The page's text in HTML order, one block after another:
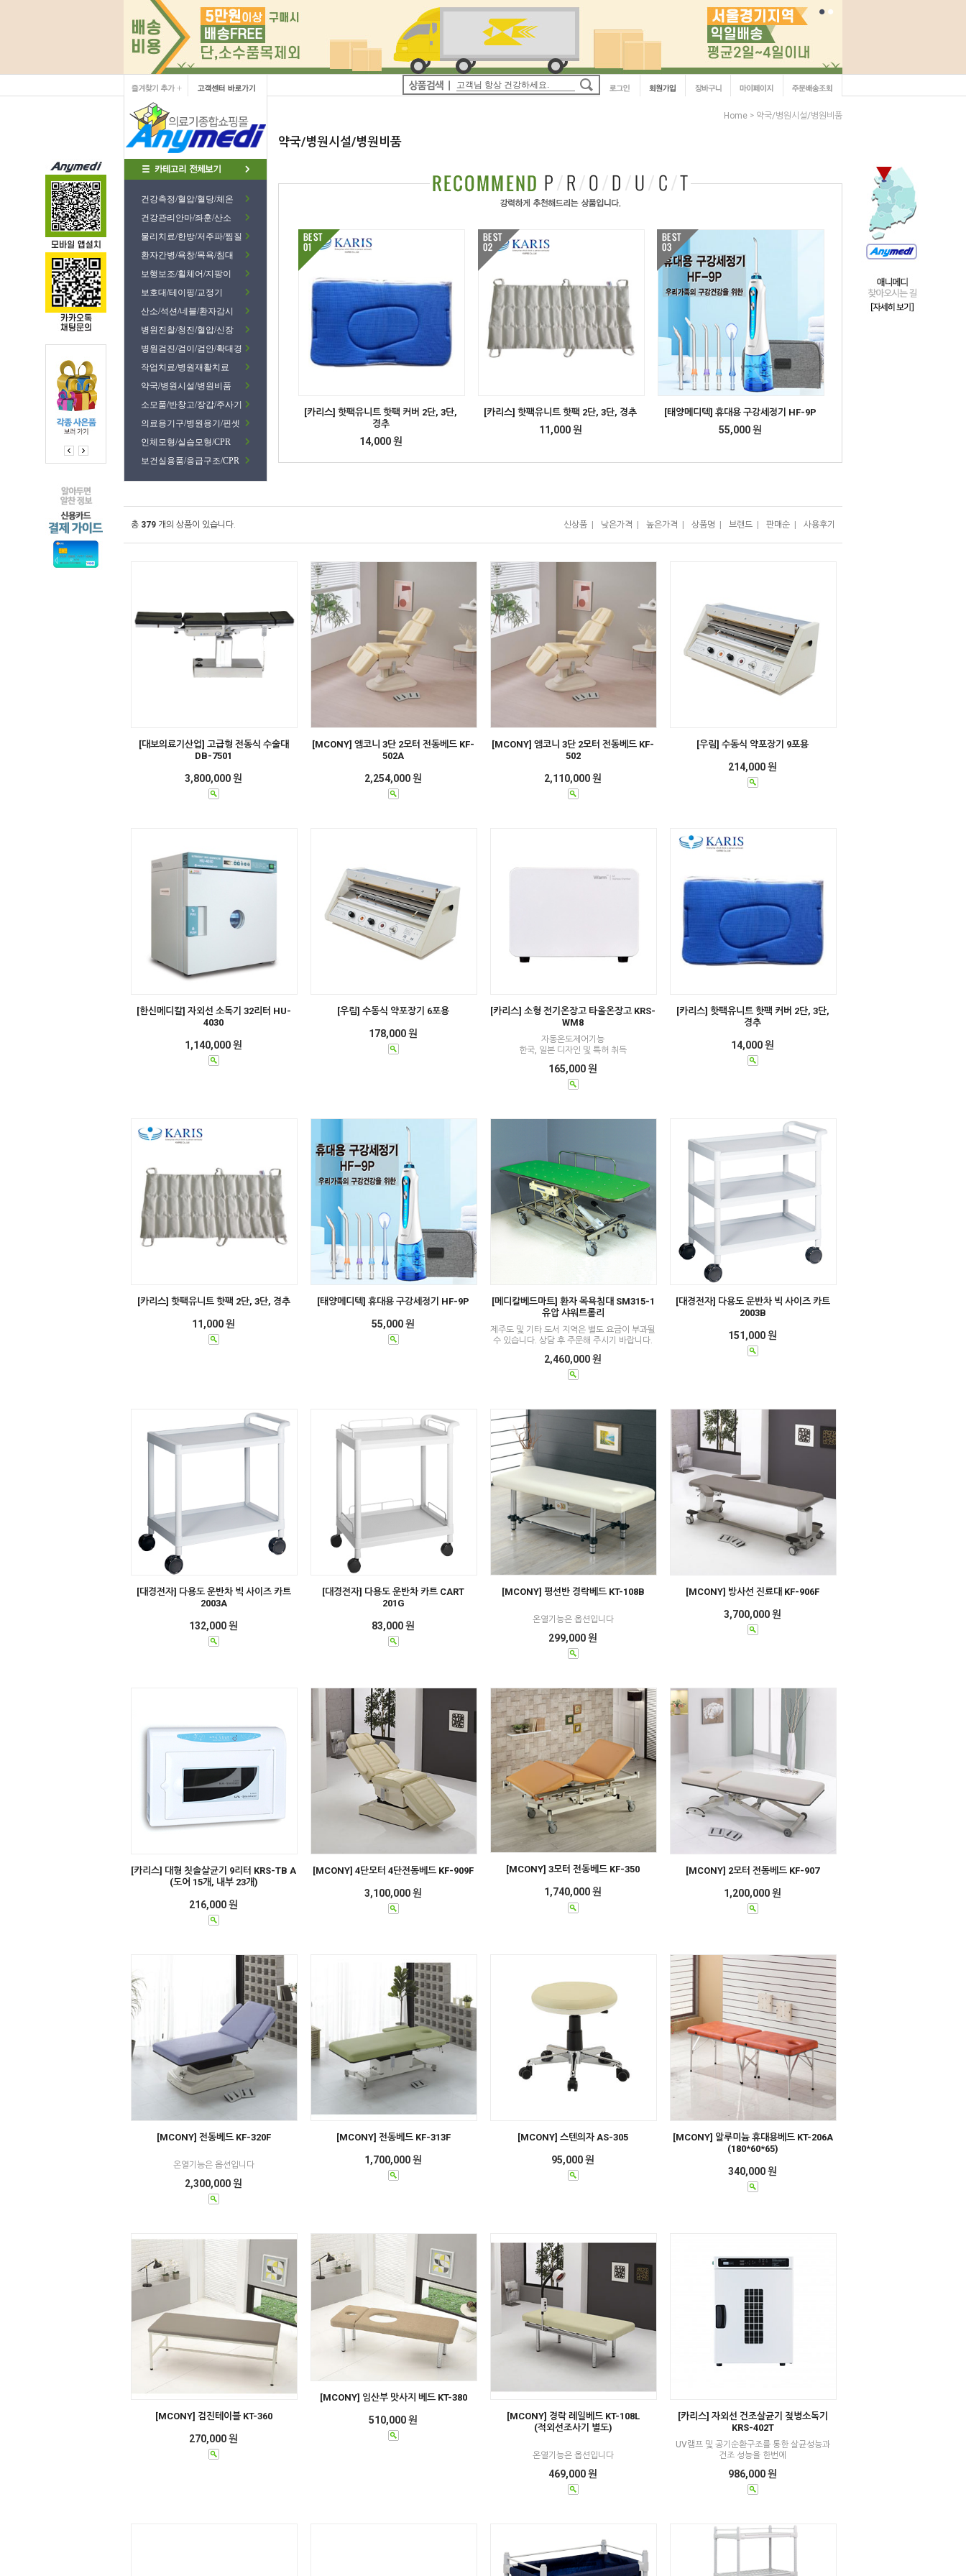
건강측정/혈압/혈당/체온
건강관리안마/좌훈/산소
물리치료/한방/저주파/찜질
환자간병/욕창/목욕/침대
보행보조/휠체어/지팡이
보호대/테이핑/교정기
산소/석션/네블/환자감시
병원진찰/청진/혈압/신장
병원검진/검이/검안/확대경
작업치료/병원재활치료
약국/병원시설/병원비품
소모품/반창고/장갑/주사기
의료용기구/병원용기/핀셋
인체모형/실습모형/CPR
보건실용품/응급구조/CPR
Home > 약국/병원시설/병원비품
약국/병원시설/병원비품
[카리스] 핫팩유니트 핫팩 커버 2단, 3단,
경추
14,000 원
[카리스] 핫팩유니트 핫팩 2단, 3단, 경추
11,000 원
[태양메디텍] 휴대용 구강세정기 HF-9P
55,000 원
총 379 개의 상품이 있습니다. 신상품 낮은가격 높은가격 상품명 브랜드 판매순 사용후기
[대보의료기산업] 고급형 전동식 수술대
DB-7501
3,800,000 원
[MCONY] 엠코니 3단 2모터 전동베드 KF-
502A
2,254,000 원
[MCONY] 엠코니 3단 2모터 전동베드 KF-
502
2,110,000 원
[우림] 수동식 약포장기 9포용
214,000 원
[한신메디칼] 자외선 소독기 32리터 HU-
4030
1,140,000 원
[우림] 수동식 약포장기 6포용
178,000 원
[카리스] 소형 전기온장고 타올온장고 KRS-
WM8
자동온도제어기능
한국, 일본 디자인 및 특허 취득
165,000 원
[카리스] 핫팩유니트 핫팩 커버 2단, 3단,
경추
14,000 원
[카리스] 핫팩유니트 핫팩 2단, 3단, 경추
11,000 원
[태양메디텍] 휴대용 구강세정기 HF-9P
55,000 원
[메디칼베드마트] 환자 목욕침대 SM315-1
유압 샤워트롤리
제주도 및 기타 도서 지역은 별도 요금이 부과될
수 있습니다. 상담 후 주문해 주시기 바랍니다.
2,460,000 원
[대경전자] 다용도 운반차 빅 사이즈 카트
2003B
151,000 원
[대경전자] 다용도 운반차 빅 사이즈 카트
2003A
132,000 원
[대경전자] 다용도 운반차 카트 CART
201G
83,000 원
[MCONY] 평선반 경락베드 KT-108B
온열기능은 옵션입니다
299,000 원
[MCONY] 방사선 진료대 KF-906F
3,700,000 원
[카리스] 대형 칫솔살균기 9리터 KRS-TB A
(도어 15개, 내부 23개)
216,000 원
[MCONY] 4단모터 4단전동베드 KF-909F
3,100,000 원
[MCONY] 3모터 전동베드 KF-350
1,740,000 원
[MCONY] 2모터 전동베드 KF-907
1,200,000 원
[MCONY] 전동베드 KF-320F
온열기능은 옵션입니다
2,300,000 원
[MCONY] 전동베드 KF-313F
1,700,000 원
[MCONY] 스텐의자 AS-305
95,000 원
[MCONY] 알루미늄 휴대용베드 KT-206A
(180*60*65)
340,000 원
[MCONY] 검진테이블 KT-360
270,000 원
[MCONY] 임산부 맛사지 베드 KT-380
510,000 원
[MCONY] 경락 레일베드 KT-108L
(적외선조사기 별도)
온열기능은 옵션입니다
469,000 원
[카리스] 자외선 건조살균기 젖병소독기
KRS-402T
UV램프 및 공기순환구조를 통한 살균성능과
건조 성능을 한번에
986,000 원